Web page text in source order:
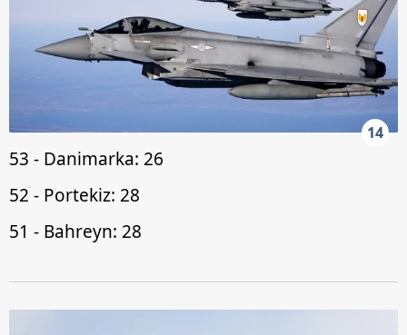
14
53 - Danimarka: 26
52 - Portekiz: 28
51 - Bahreyn: 28